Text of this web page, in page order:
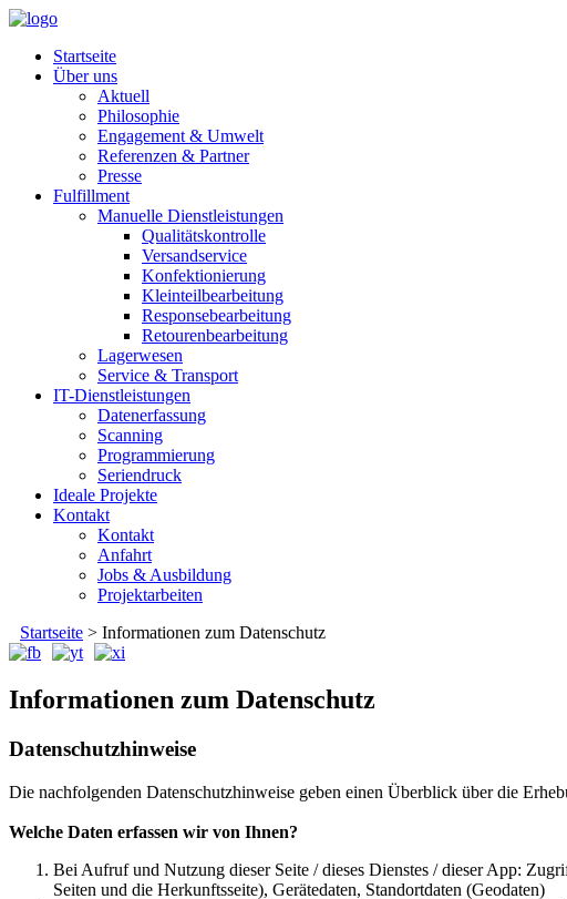
Startseite
Über uns
Aktuell
Philosophie
Engagement & Umwelt
Referenzen & Partner
Presse
Fulfillment
Manuelle Dienstleistungen
Qualitätskontrolle
Versandservice
Konfektionierung
Kleinteilbearbeitung
Responsebearbeitung
Retourenbearbeitung
Lagerwesen
Service & Transport
IT-Dienstleistungen
Datenerfassung
Scanning
Programmierung
Seriendruck
Ideale Projekte
Kontakt
Kontakt
Anfahrt
Jobs & Ausbildung
Projektarbeiten
Startseite > Informationen zum Datenschutz
Informationen zum Datenschutz
Datenschutzhinweise
Die nachfolgenden Datenschutzhinweise geben einen Überblick über die
Welche Daten erfassen wir von Ihnen?
Bei Aufruf und Nutzung dieser Seite / dieses Dienstes / dieser App:
Seiten und die Herkunftsseite), Gerätedaten, Standortdaten (Geodaten)